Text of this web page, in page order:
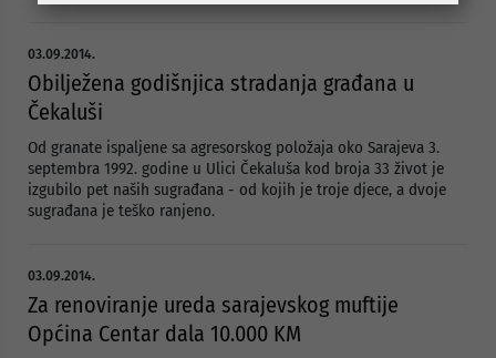
03.09.2014.
Obilježena godišnjica stradanja građana u
Čekaluši
Od granate ispaljene sa agresorskog položaja oko Sarajeva 3.
septembra 1992. godine u Ulici Čekaluša kod broja 33 život je
izgubilo pet naših sugrađana - od kojih je troje djece, a dvoje
sugrađana je teško ranjeno.
03.09.2014.
Za renoviranje ureda sarajevskog muftije
Općina Centar dala 10.000 KM